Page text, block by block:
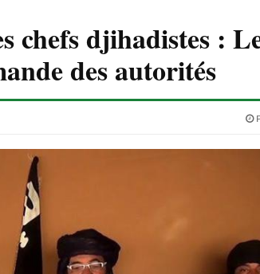
chefs djihadistes :
des autorités